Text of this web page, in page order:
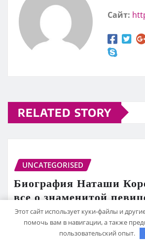
Сайт:
RELATED STORY
UNCATEGORISED
Биография Наташи
все о знаменитой
Википедии
mining_broth Янв 30, 2021
Этот сайт использует куки-файлы и
помочь вам в навигации, а также
пользовательский опыт.